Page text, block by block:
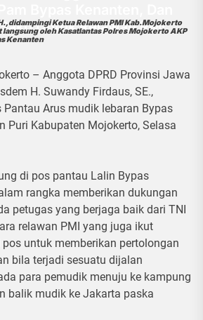
Untuk Relawan PMI
Ketua Relawan PMI Kab.Mojokerto
langsung oleh Kasatlantas Polres Mojokerto AKP
Kenanten
– Anggota DPRD Provinsi Jawa
H. Suwandy Firdaus, SE.,
Pantau Arus mudik lebaran Bypas
Puri Kabupaten Mojokerto, Selasa
di pos pantau Lalin Bypas
rangka memberikan dukungan
petugas yang berjaga baik dari TNI
relawan PMI yang juga ikut
untuk memberikan pertolongan
bila terjadi sesuatu dijalan
para pemudik menuju ke kampung
balik mudik ke Jakarta paska